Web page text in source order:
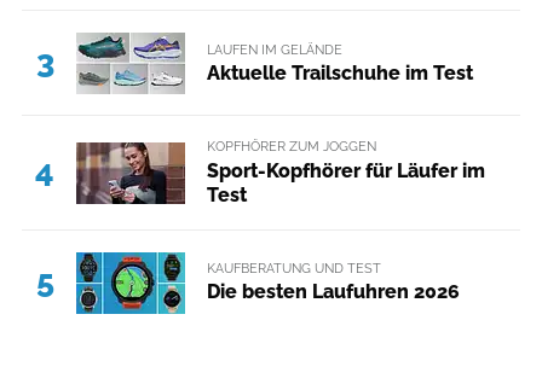
3 LAUFEN IM GELÄNDE
Aktuelle Trailschuhe im Test
4
KOPFHÖRER ZUM JOGGEN
Sport-Kopfhörer für Läufer im
Test
5 KAUFBERATUNG UND TEST
Die besten Laufuhren 2026